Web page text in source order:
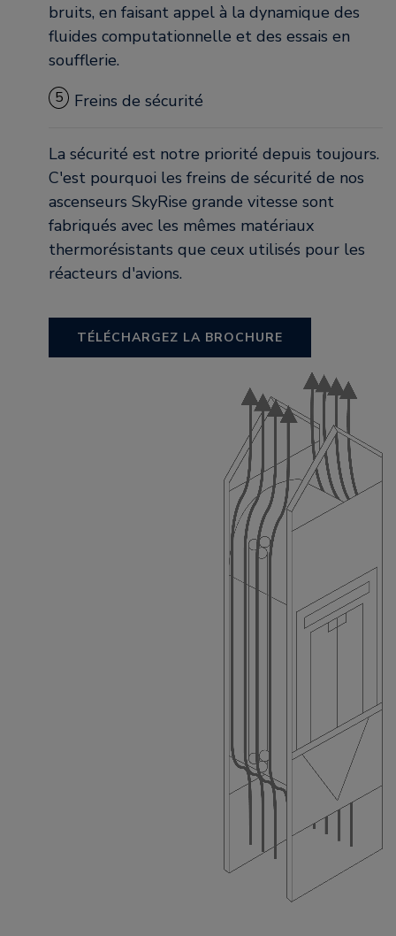
bruits, en faisant appel à la dynamique des
fluides computationnelle et des essais en
soufflerie.
5 Freins de sécurité
La sécurité est notre priorité depuis toujours.
C'est pourquoi les freins de sécurité de nos
ascenseurs SkyRise grande vitesse sont
fabriqués avec les mêmes matériaux
thermorésistants que ceux utilisés pour les
réacteurs d'avions.
TÉLÉCHARGEZ LA BROCHURE